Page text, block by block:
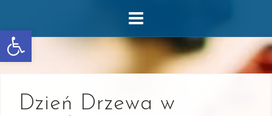
Otwórz pasek narzędzi
content
Dzień Drzewa w